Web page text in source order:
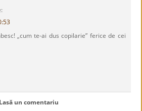
„cum te-ai dus copilarie” ferice de cei
Lasă un comentariu